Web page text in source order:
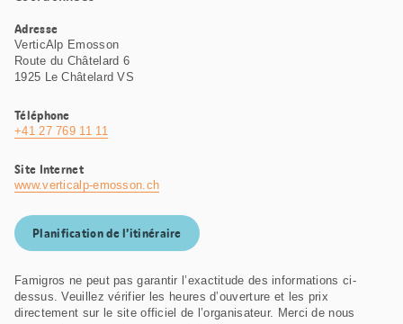
Adresse
VerticAlp Emosson
Route du Châtelard 6
1925 Le Châtelard VS
Téléphone
+41 27 769 11 11
Site Internet
www.verticalp-emosson.ch
Planification de l’itinéraire
Famigros ne peut pas garantir l’exactitude des informations ci-
dessus. Veuillez vérifier les heures d’ouverture et les prix
directement sur le site officiel de l’organisateur. Merci de nous